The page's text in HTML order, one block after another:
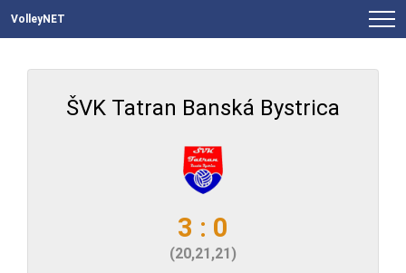
VolleyNET
ŠVK Tatran Banská Bystrica
3 : 0
(20,21,21)